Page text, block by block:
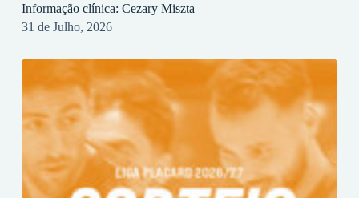
Informação clínica: Cezary Miszta
31 de Julho, 2026